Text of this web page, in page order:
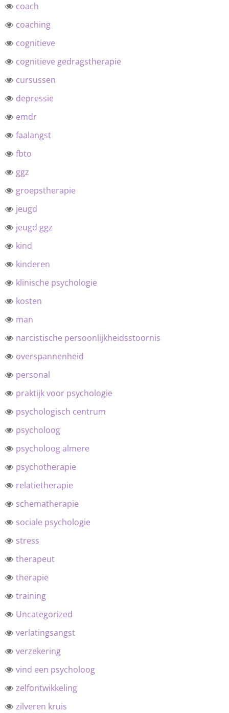
coach
coaching
cognitieve
cognitieve gedragstherapie
cursussen
depressie
emdr
faalangst
fbto
ggz
groepstherapie
jeugd
jeugd ggz
kind
kinderen
klinische psychologie
kosten
man
narcistische persoonlijkheidsstoornis
overspannenheid
personal
praktijk voor psychologie
psychologisch centrum
psycholoog
psycholoog almere
psychotherapie
relatietherapie
schematherapie
sociale psychologie
stress
therapeut
therapie
training
Uncategorized
verlatingsangst
verzekering
vind een psycholoog
zelfontwikkeling
zilveren kruis